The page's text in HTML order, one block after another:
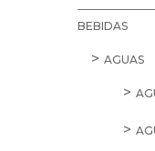
BEBIDAS
AGUAS